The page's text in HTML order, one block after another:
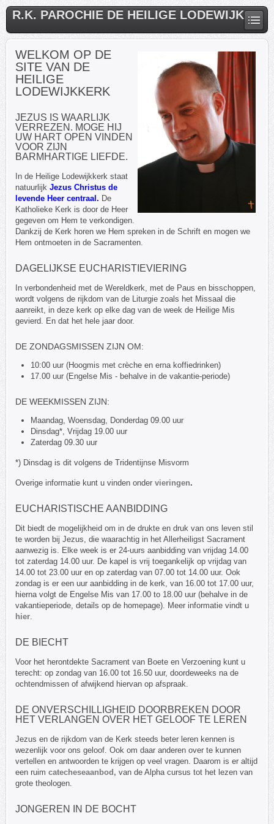
R.K. PAROCHIE DE HEILIGE LODEWIJK
WELKOM OP DE
SITE VAN DE
HEILIGE
LODEWIJKKERK
JEZUS IS WAARLIJK
VERREZEN. MOGE HIJ
UW HART OPEN VINDEN
VOOR ZIJN
BARMHARTIGE LIEFDE.
In de Heilige Lodewijkkerk staat
natuurlijk Jezus Christus de
levende Heer centraal. De
Katholieke Kerk is door de Heer
gegeven om Hem te verkondigen.
Dankzij de Kerk horen we Hem spreken in de Schrift en mogen we
Hem ontmoeten in de Sacramenten.
DAGELIJKSE EUCHARISTIEVIERING
In verbondenheid met de Wereldkerk, met de Paus en bisschoppen,
wordt volgens de rijkdom van de Liturgie zoals het Missaal die
aanreikt, in deze kerk op elke dag van de week de Heilige Mis
gevierd. En dat het hele jaar door.
DE ZONDAGSMISSEN ZIJN OM:
10:00 uur (Hoogmis met crèche en erna koffiedrinken)
17.00 uur (Engelse Mis - behalve in de vakantie-periode)
DE WEEKMISSEN ZIJN:
Maandag, Woensdag, Donderdag 09.00 uur
Dinsdag*, Vrijdag 19.00 uur
Zaterdag 09.30 uur
*) Dinsdag is dit volgens de Tridentijnse Misvorm
Overige informatie kunt u vinden onder vieringen.
EUCHARISTISCHE AANBIDDING
Dit biedt de mogelijkheid om in de drukte en druk van ons leven stil
te worden bij Jezus, die waarachtig in het Allerheiligst Sacrament
aanwezig is. Elke week is er 24-uurs aanbidding van vrijdag 14.00
tot zaterdag 14.00 uur. De kapel is vrij toegankelijk op vrijdag van
14.00 tot 23.00 uur en op zaterdag van 07.00 tot 14.00 uur. Ook
zondag is er een uur aanbidding in de kerk, van 16.00 tot 17.00 uur,
hierna volgt de Engelse Mis van 17.00 to 18.00 uur (behalve in de
vakantieperiode, details op de homepage). Meer informatie vindt u
hier.
DE BIECHT
Voor het herontdekte Sacrament van Boete en Verzoening kunt u
terecht: op zondag van 16.00 tot 16.50 uur, doordeweeks na de
ochtendmissen of afwijkend hiervan op afspraak.
DE ONVERSCHILLIGHEID DOORBREKEN DOOR
HET VERLANGEN OVER HET GELOOF TE LEREN
Jezus en de rijkdom van de Kerk steeds beter leren kennen is
wezenlijk voor ons geloof. Ook om daar anderen over te kunnen
vertellen en antwoorden te krijgen op veel vragen. Daarom is er altijd
een ruim catecheseaanbod, van de Alpha cursus tot het lezen van
grote theologen.
JONGEREN IN DE BOCHT